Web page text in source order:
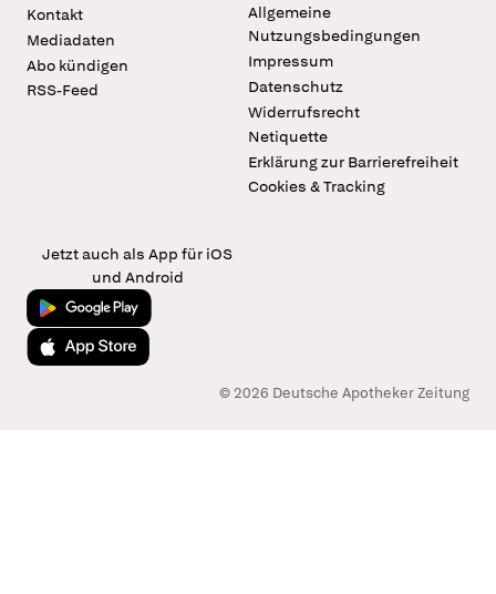
Kontakt
Mediadaten
Abo kündigen
RSS-Feed
Allgemeine
Nutzungsbedingungen
Impressum
Datenschutz
Widerrufsrecht
Netiquette
Erklärung zur Barrierefreiheit
Cookies & Tracking
Jetzt auch als App für iOS
und Android
Jetzt bei Google Play
Laden im App Store
© 2026 Deutsche Apotheker Zeitung